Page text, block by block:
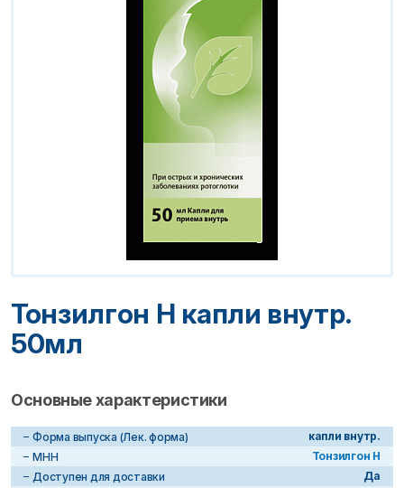
Тонзилгон Н капли внутр.
50мл
Основные характеристики
Форма выпуска (Лек. форма)
капли внутр.
МНН
Тонзилгон Н
Доступен для доставки
Да